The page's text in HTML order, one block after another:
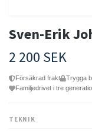
Sven-Erik
2 200 SEK
Försäkrad frakt Trygga
Familjedrivet i tre
TEKNIK